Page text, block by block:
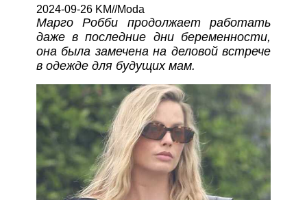
2024-09-26 KM//Moda
Марго Робби продолжает работать
даже в последние дни беременности,
она была замечена на деловой встрече
в одежде для будущих мам.